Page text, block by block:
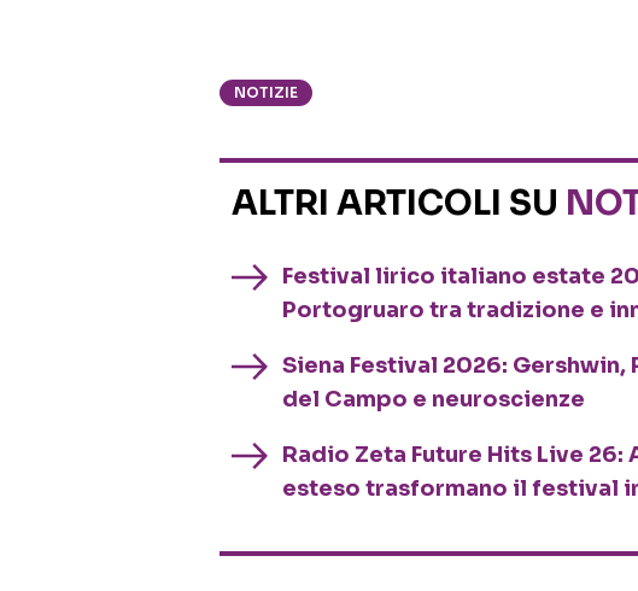
NOTIZIE
ALTRI ARTICOLI SU
Festival lirico italiano estate
Portogruaro tra tradizione e
Siena Festival 2026:
del Campo e neuroscienze
Radio Zeta Future Hits Live
esteso trasformano il festival